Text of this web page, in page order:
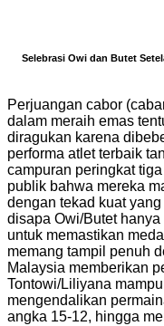
Selebrasi Owi dan Butet
Perjuangan cabor
dalam meraih emas
diragukan karena
performa atlet terbaik
campuran peringkat
publik bahwa mereka
dengan tekad kuat
disapa Owi/Butet
untuk memastikan
memang tampil penuh
Malaysia memberikan
Tontowi/Liliyana
mengendalikan
angka 15-12, hingga